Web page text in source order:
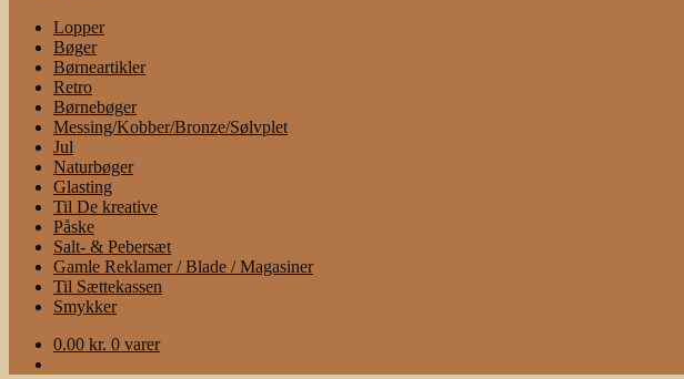
Lopper
Bøger
Børneartikler
Retro
Børnebøger
Messing/Kobber/Bronze/Sølvplet
Jul
Naturbøger
Glasting
Til De kreative
Påske
Salt- & Pebersæt
Gamle Reklamer / Blade / Magasiner
Til Sættekassen
Smykker
0.00 kr. 0 varer